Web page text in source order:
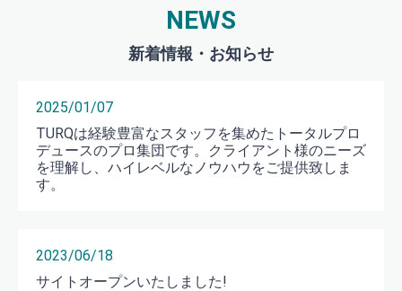
NEWS
2025/01/07
TURQは経験豊富なスタッフを集めたトータルプロ
デュースのプロ集団です。クライアント様のニーズ
を理解し、ハイレベルなノウハウをご提供致しま
す。
2023/06/18
サイトオープンいたしました!